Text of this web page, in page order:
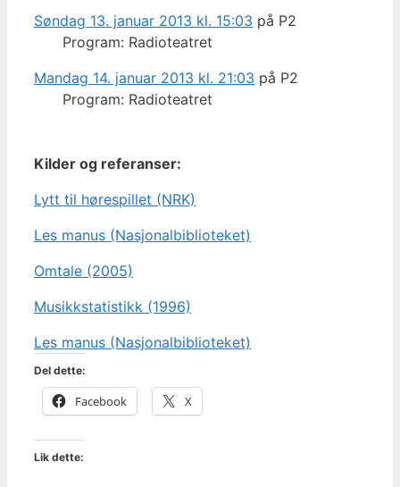
Søndag 13. januar 2013 kl. 15:03 på P2
Program: Radioteatret
Mandag 14. januar 2013 kl. 21:03 på P2
Program: Radioteatret
Kilder og referanser:
Lytt til hørespillet (NRK)
Les manus (Nasjonalbiblioteket)
Omtale (2005)
Musikkstatistikk (1996)
Les manus (Nasjonalbiblioteket)
Del dette:
Facebook X
Lik dette: